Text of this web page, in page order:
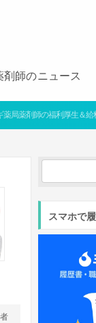
剤師のニュース
薬局薬剤師の福利厚生＆
スマホで